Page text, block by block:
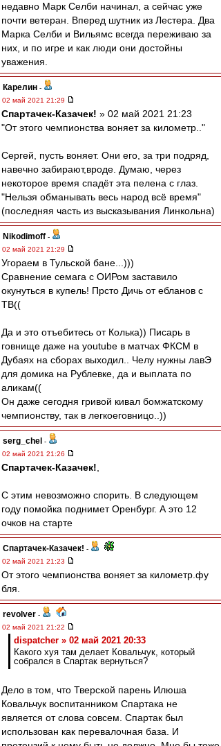
недавно Марк Селби начинал, а сейчас уже
почти ветеран. Вперед шутник из Лестера. Два
Марка Селби и Вильямс всегда переживаю за
них, и по игре и как люди они достойны
уважения.
Карелин -
02 май 2021 21:29
Спартачек-Казачек! » 02 май 2021 21:23
"От этого чемпионства воняет за километр.."
Сергей, пусть воняет. Они его, за три подряд,
навечно забирают,вроде. Думаю, через
некоторое время спадёт эта пелена с глаз.
"Нельзя обманывать весь народ всё время"
(последняя часть из высказывания Линкольна)
Nikodimoff -
02 май 2021 21:29
Угораем в Тульской бане...)))
Сравнение семага с ОИРом заставило
окунуться в купель! Прсто Дичь от ебланов с
ТВ((
Да и это отъебитесь от Колька)) Писарь в
говнище даже на youtube в матчах ФКСМ в
Дубаях на сборах выходил.. Челу нужны лавЭ
для домика на Рублевке, да и выплата по
аликам((
Он даже сегодня гривой кивал бомжатскому
чемпионству, так в легкоеговницо..))
serg_chel -
02 май 2021 21:26
Спартачек-Казачек!
C этим невозможно спорить. В следующем
году помойка поднимет Оренбург. А это 12
очков на старте
Спартачек-Казачек! -
02 май 2021 21:23
От этого чемпионства воняет за километр.фу
бля.
revolver -
02 май 2021 21:22
dispatcher » 02 май 2021 20:33
Какого хуя там делает Ковальчук, который
собрался в Спартак вернуться?
Дело в том, что Тверской парень Илюша
Ковальчук воспитанником Спартака не
является от слова совсем. Спартак был
использован как перевалочная база. И